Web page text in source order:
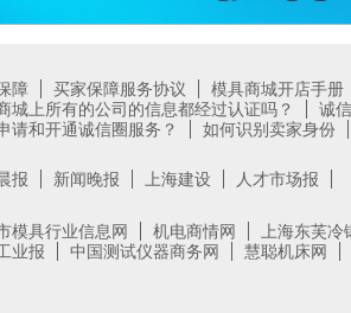
障 买家保障服务协议
模具商城开店手册
城上所有的公司的信息都经过认证吗？
诚
请和开通诚信圈服务？
如何识别卖家身份
报 新闻晚报 上海建设 人才市场报
模具行业信息网 机电商情网
上海东芙
业报
中国测试仪器商务网 慧聪机床网